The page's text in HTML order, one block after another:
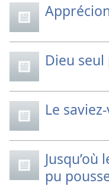
Dieu
Le
pu